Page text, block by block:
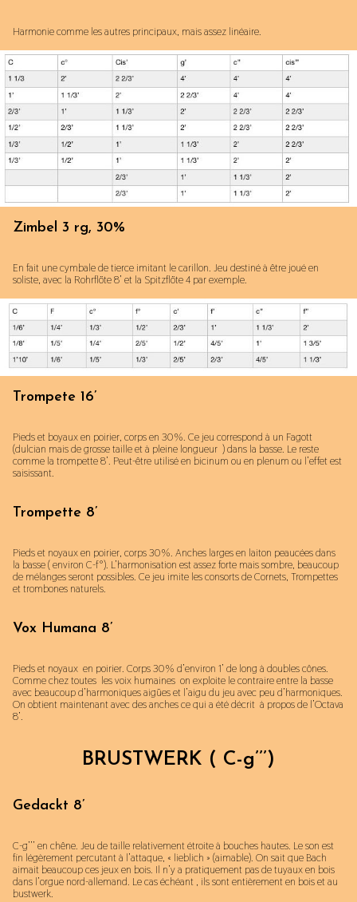
Harmonie comme les autres principaux, mais assez linéaire.
Zimbel 3 rg, 30%
En fait une cymbale de tierce imitant le carillon. Jeu destiné à être joué en
soliste, avec la Rohrflöte 8’ et la Spitzflöte 4 par exemple.
Trompete 16’
Pieds et boyaux en poirier, corps en 30%. Ce jeu correspond à un Fagott
(dulcian mais de grosse taille et à pleine longueur ) dans la basse. Le reste
comme la trompette 8’. Peut-être utilisé en bicinum ou en plenum ou l’effet est
saisissant.
Trompette 8’
Pieds et noyaux en poirier, corps 30%. Anches larges en laiton peaucées dans
la basse ( environ C-f°). L’harmonisation est assez forte mais sombre, beaucoup
de mélanges seront possibles. Ce jeu imite les consorts de Cornets, Trompettes
et trombones naturels.
Vox Humana 8’
Pieds et noyaux en poirier. Corps 30% d’environ 1’ de long à doubles cônes.
Comme chez toutes les voix humaines on exploite le contraire entre la basse
avec beaucoup d’harmoniques aigües et l’aigu du jeu avec peu d’harmoniques.
On obtient maintenant avec des anches ce qui a été décrit à propos de l’Octava
8’.
BRUSTWERK ( C-g’’’)
Gedackt 8’
C-g’’’ en chêne. Jeu de taille relativement étroite à bouches hautes. Le son est
fin légèrement percutant à l’attaque, « lieblich » (aimable). On sait que Bach
aimait beaucoup ces jeux en bois. Il n’y a pratiquement pas de tuyaux en bois
dans l’orgue nord-allemand. Le cas échéant , ils sont entièrement en bois et au
bustwerk.